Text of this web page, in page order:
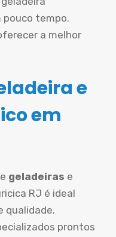
tempo.
a melhor
e
em
geladeiras e
RJ é ideal
qualidade.
prontos